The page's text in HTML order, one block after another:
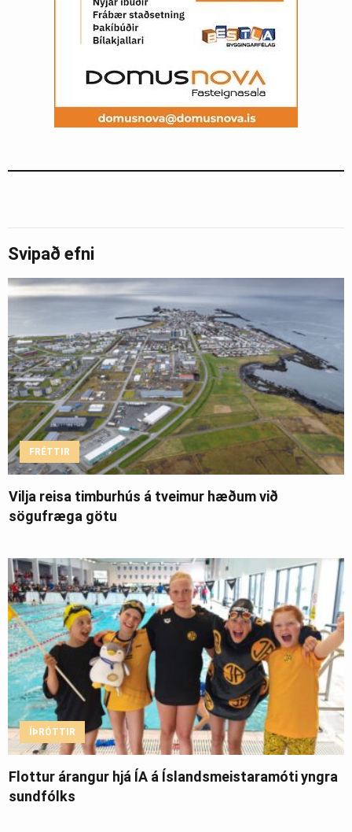
Svipað efni
FRÉTTIR
Vilja reisa timburhús á tveimur hæðum við
sögufræga götu
ÍÞRÓTTIR
Flottur árangur hjá ÍA á Íslandsmeistaramóti yngra
sundfólks